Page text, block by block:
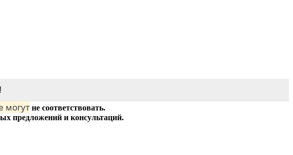
могут не соответствовать.
предложений и консультаций.